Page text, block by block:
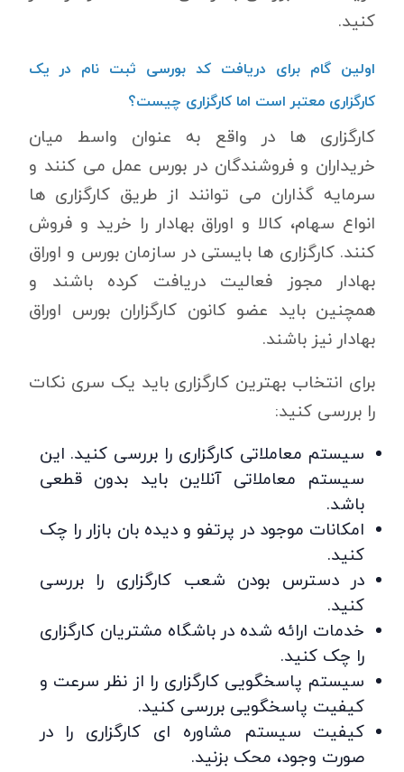
کنید.
اولین گام برای دریافت کد بورسی ثبت نام در یک
کارگزاری معتبر است اما کارگزاری چیست؟
کارگزاری ها در واقع به عنوان واسط میان
خریداران و فروشندگان در بورس عمل می کنند و
سرمایه گذاران می توانند از طریق کارگزاری ها
انواع سهام، کالا و اوراق بهادار را خرید و فروش
کنند. کارگزاری ها بایستی در سازمان بورس و اوراق
بهادار مجوز فعالیت دریافت کرده باشند و
همچنین باید عضو کانون کارگزاران بورس اوراق
بهادار نیز باشند.
برای انتخاب بهترین کارگزاری باید یک سری نکات
را بررسی کنید:
سیستم معاملاتی کارگزاری را بررسی کنید. این
سیستم معاملاتی آنلاین باید بدون قطعی
باشد.
امکانات موجود در پرتفو و دیده بان بازار را چک
کنید.
در دسترس بودن شعب کارگزاری را بررسی
کنید.
خدمات ارائه شده در باشگاه مشتریان کارگزاری
را چک کنید.
سیستم پاسخگویی کارگزاری را از نظر سرعت و
کیفیت پاسخگویی بررسی کنید.
کیفیت سیستم مشاوره ای کارگزاری را در
صورت وجود، محک بزنید.